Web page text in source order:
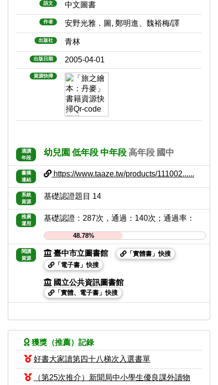
語文 中文圖書
作者 安野光雅．圖, 鄭明進、魏裕梅/譯
出版社 青林
出版日期 2005-04-01
資源快掃
適讀
年段
幼兒園 低年段 中年段 高年段 國中
書摘
連結
https://www.taaze.tw/products/111002......
系統
資源
基礎認證題目 14
推廣
運用
基礎認證：287次，通過：140次；通過率：
48.78%
閱讀
資源
臺中市立圖書館
「實體書」快搜
「電子書」快搜
國立公共資訊圖書館
「實體、電子書」快搜
獲獎（推薦）記錄
好書大家讀第四十八梯次入選書單
（第25次推介）新聞局中小學生優良課外讀物